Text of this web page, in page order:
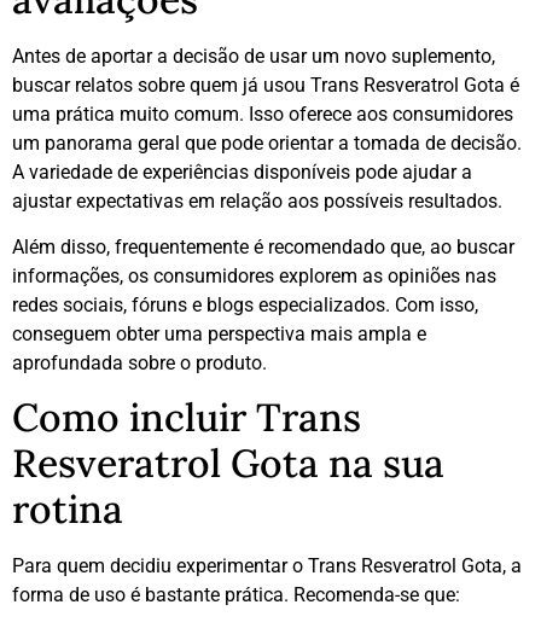
Antes de aportar a decisão de usar um novo suplemento,
buscar relatos sobre quem já usou Trans Resveratrol Gota é
uma prática muito comum. Isso oferece aos consumidores
um panorama geral que pode orientar a tomada de decisão.
A variedade de experiências disponíveis pode ajudar a
ajustar expectativas em relação aos possíveis resultados.
Além disso, frequentemente é recomendado que, ao buscar
informações, os consumidores explorem as opiniões nas
redes sociais, fóruns e blogs especializados. Com isso,
conseguem obter uma perspectiva mais ampla e
aprofundada sobre o produto.
Como incluir Trans
Resveratrol Gota na sua
rotina
Para quem decidiu experimentar o Trans Resveratrol Gota, a
forma de uso é bastante prática. Recomenda-se que: